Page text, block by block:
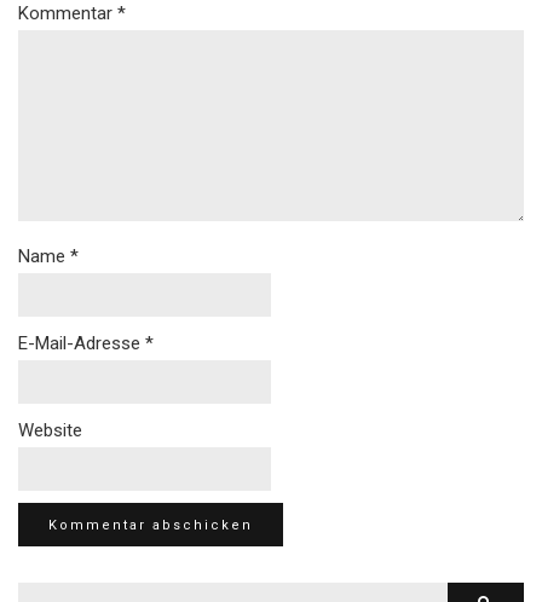
Kommentar *
Name *
E-Mail-Adresse *
Website